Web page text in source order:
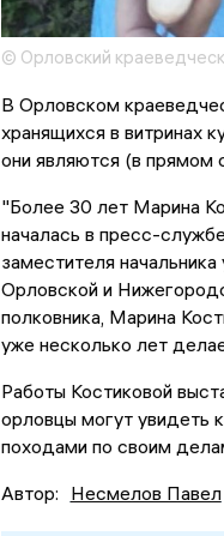
© Орловский
В Орловском
хранящихся в витринах
они являются (в прямом
"Более 30 лет Марина
началась в пресс-
заместителя
Орловской и
полковника, Марина
уже несколько лет
Работы Костиковой
орловцы могут увидеть
походами по своим
Автор: Несмелов Павел